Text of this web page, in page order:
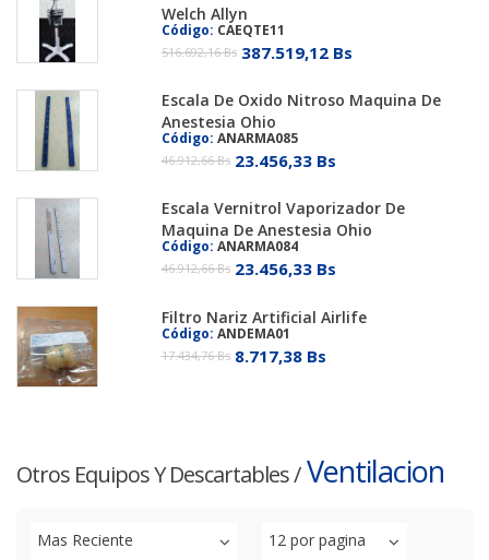
Welch Allyn
Código: CAEQTE11
516.692,16 Bs 387.519,12 Bs
Escala De Oxido Nitroso Maquina De
Anestesia Ohio
Código: ANARMA085
46.912,66 Bs 23.456,33 Bs
Escala Vernitrol Vaporizador De
Maquina De Anestesia Ohio
Código: ANARMA084
46.912,66 Bs 23.456,33 Bs
Filtro Nariz Artificial Airlife
Código: ANDEMA01
17.434,76 Bs 8.717,38 Bs
Otros Equipos Y Descartables/Ventilacion
Mas Reciente 12 por pagina